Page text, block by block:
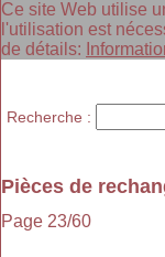
Ce site Web utilise
l'utilisation est
de détails:
Pièces de
Page 23/60
Recherche :